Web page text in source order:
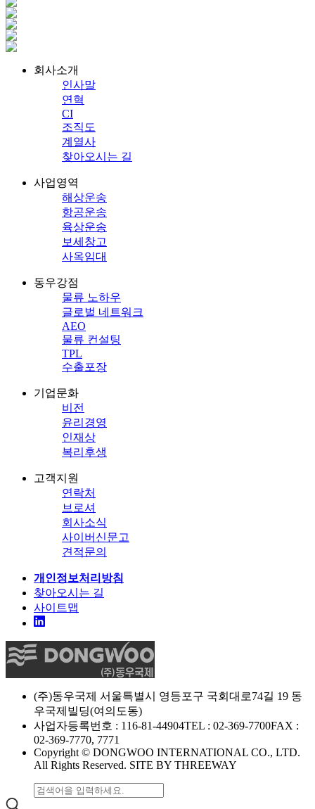
회사소개
인사말
연혁
CI
조직도
계열사
찾아오시는 길
사업영역
해상운송
항공운송
육상운송
보세창고
사옥임대
동우강점
물류 노하우
글로벌 네트워크
AEO
물류 컨설팅
TPL
수출포장
기업문화
비전
윤리경영
인재상
복리후생
고객지원
연락처
브로셔
회사소식
사이버신문고
견적문의
개인정보처리방침
찾아오시는 길
사이트맵
(주)동우국제 서울특별시 영등포구 국회대로74길 19 동
우국제빌딩(여의도동)
사업자등록번호 : 116-81-44904TEL : 02-369-7700FAX :
02-369-7770, 7771
Copyright © DONGWOO INTERNATIONAL CO., LTD.
All Rights Reserved. SITE BY THREEWAY